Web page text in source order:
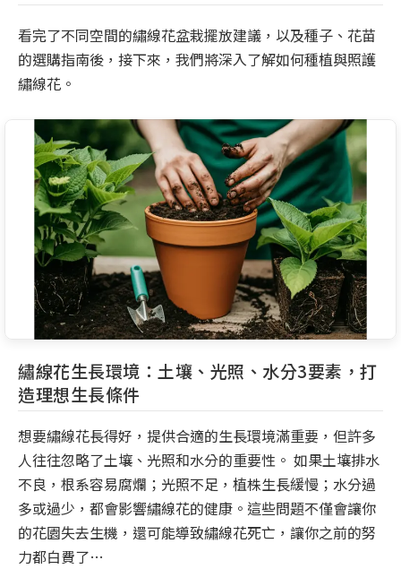
看完了不同空間的繡線花盆栽擺放建議，以及種子、花苗
的選購指南後，接下來，我們將深入了解如何種植與照護
繡線花。
繡線花生長環境：土壤、光照、水分3要素，打
造理想生長條件
想要繡線花長得好，提供合適的生長環境滿重要，但許多
人往往忽略了土壤、光照和水分的重要性。 如果土壤排水
不良，根系容易腐爛；光照不足，植株生長緩慢；水分過
多或過少，都會影響繡線花的健康。這些問題不僅會讓你
的花園失去生機，還可能導致繡線花死亡，讓你之前的努
力都白費了…